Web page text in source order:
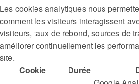
Les cookies analytiques nous
comment les visiteurs interagissent
visiteurs, taux de rebond, sources de
améliorer continuellement les
site.
Cookie
Durée